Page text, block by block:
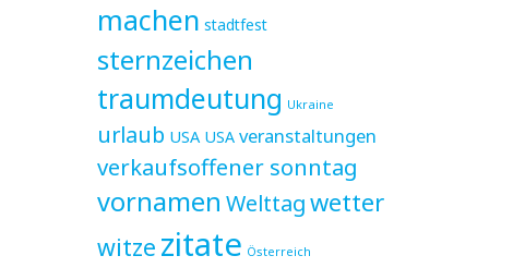
machen stadtfest
sternzeichen
traumdeutung Ukraine
urlaub USA USA veranstaltungen
verkaufsoffener sonntag
vornamen Welttagwetter
witze zitate Österreich